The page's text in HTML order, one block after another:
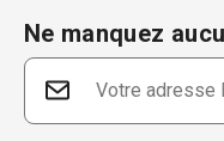
Ne manquez